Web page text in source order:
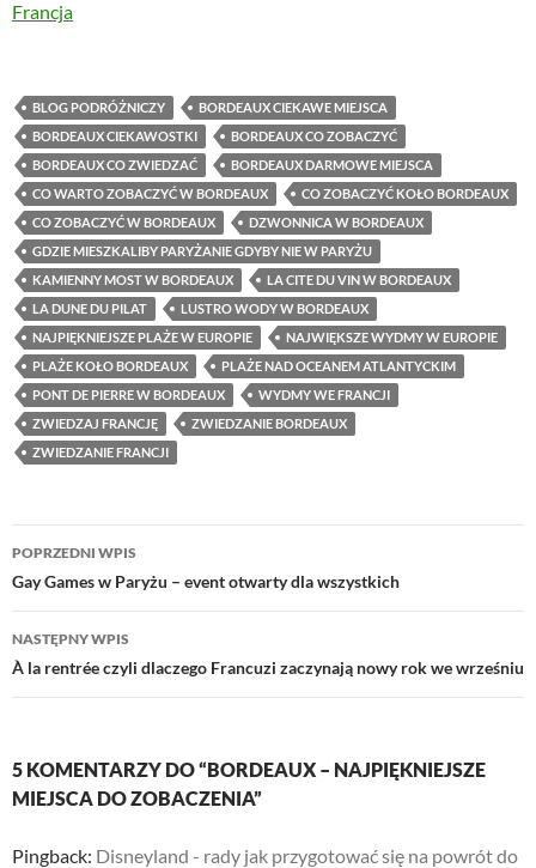
W odniesieniu do
Francja
BLOG PODRÓŻNICZY
BORDEAUX CIEKAWE MIEJSCA
BORDEAUX CIEKAWOSTKI
BORDEAUX CO ZOBACZYĆ
BORDEAUX CO ZWIEDZAĆ
BORDEAUX DARMOWE MIEJSCA
CO WARTO ZOBACZYĆ W BORDEAUX
CO ZOBACZYĆ KOŁO BORDEAUX
CO ZOBACZYĆ W BORDEAUX
DZWONNICA W BORDEAUX
GDZIE MIESZKALIBY PARYŻANIE GDYBY NIE W PARYŻU
KAMIENNY MOST W BORDEAUX
LA CITE DU VIN W BORDEAUX
LA DUNE DU PILAT
LUSTRO WODY W BORDEAUX
NAJPIĘKNIEJSZE PLAŻE W EUROPIE
NAJWIĘKSZE WYDMY W EUROPIE
PLAŻE KOŁO BORDEAUX
PLAŻE NAD OCEANEM ATLANTYCKIM
PONT DE PIERRE W BORDEAUX
WYDMY WE FRANCJI
ZWIEDZAJ FRANCJĘ
ZWIEDZANIE BORDEAUX
ZWIEDZANIE FRANCJI
Nawigacja
wpisu
POPRZEDNI WPIS
Gay Games w Paryżu – event otwarty dla wszystkich
NASTĘPNY WPIS
À la rentrée czyli dlaczego Francuzi zaczynają nowy rok we wrześniu
5 KOMENTARZY DO “BORDEAUX – NAJPIĘKNIEJSZE
MIEJSCA DO ZOBACZENIA”
Pingback: Disneyland - rady jak przygotować się na powrót do